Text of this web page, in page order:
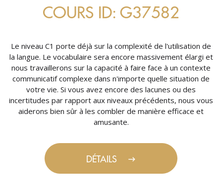
COURS ID: G37582
Le niveau C1 porte déjà sur la complexité de l'utilisation de
la langue. Le vocabulaire sera encore massivement élargi et
nous travaillerons sur la capacité à faire face à un contexte
communicatif complexe dans n'importe quelle situation de
votre vie. Si vous avez encore des lacunes ou des
incertitudes par rapport aux niveaux précédents, nous vous
aiderons bien sûr à les combler de manière efficace et
amusante.
DÉTAILS